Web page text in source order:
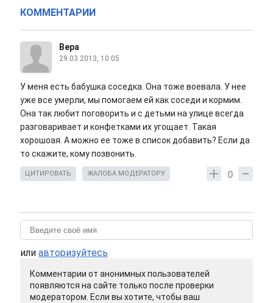
КОММЕНТАРИИ
Вера
29.03.2013, 10:05
У меня есть бабушка соседка. Она тоже воевала. У нее
уже все умерли, мы помогаем ей как соседи и кормим.
Она так любит поговорить и с детьми на улице всегда
разговаривает и конфетками их угощает. Такая
хорошоая. А можно ее тоже в список добавить? Если да
то скажите, кому позвонить.
0
ЦИТИРОВАТЬ ЖАЛОБА МОДЕРАТОРУ
или авторизуйтесь
Комментарии от анонимных пользователей
появляются на сайте только после проверки
модератором. Если вы хотите, чтобы ваш